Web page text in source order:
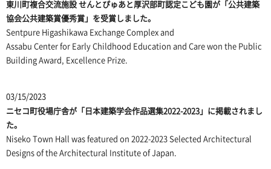
東川町複合交流施設 せんとぴゅあと厚沢部町認定こども園が「公共建築
協会公共建築賞優秀賞」を受賞しました。
Sentpure Higashikawa Exchange Complex and
Assabu Center for Early Childhood Education and Carewon the Public
Building Award, Excellence Prize.
03/15/2023
ニセコ町役場庁舎が「日本建築学会作品選集2022-2023」に掲載されまし
た。
Niseko Town Hall was featured on 2022-2023 Selected Architectural
Designs of the Architectural Institute of Japan.